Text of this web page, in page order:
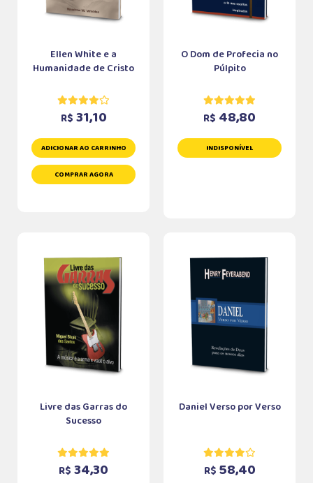
Ellen White e a
Humanidade de Cristo
R$ 31,10
ADICIONAR AO CARRINHO
COMPRAR AGORA
O Dom de Profecia no
Púlpito
R$ 48,80
INDISPONÍVEL
Livre das Garras do
Sucesso
R$ 34,30
Daniel Verso por Verso
R$ 58,40